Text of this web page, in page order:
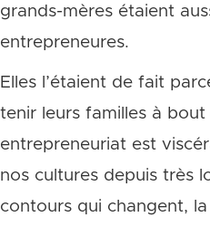
grands-mères étaient
entrepreneures.
Elles l’étaient de fait
tenir leurs familles à
entrepreneuriat est
nos cultures depuis très
contours qui changent,